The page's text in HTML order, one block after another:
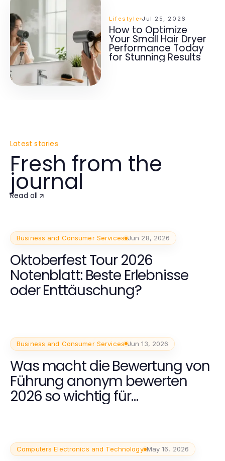
Lifestyle Jul 25, 2026
How to Optimize
Your Small Hair Dryer
Performance Today
for Stunning Results
Latest stories
Fresh from the
journal
Read all
Business and Consumer Services Jun 28, 2026
Oktoberfest Tour 2026
Notenblatt: Beste Erlebnisse
oder Enttäuschung?
Business and Consumer Services Jun 13, 2026
Was macht die Bewertung von
Führung anonym bewerten
2026 so wichtig für
Computers Electronics and Technology May 16, 2026